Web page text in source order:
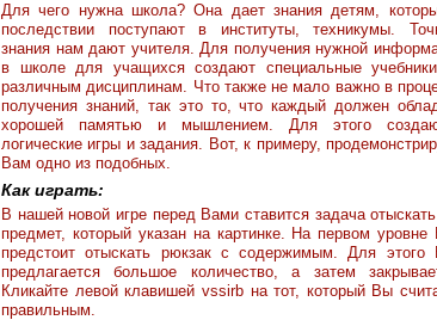
Для чего нужна школа? Она дает знания детям,
последствии поступают в институты, техникумы.
знания нам дают учителя. Для получения нужной
в школе для учащихся создают специальные
различным дисциплинам. Что также не мало важно в
получения знаний, так это то, что каждый должен
хорошей памятью и мышлением. Для этого
логические игры и задания. Вот, к примеру,
Вам одно из подобных.
Как играть:
В нашей новой игре перед Вами ставится задача
предмет, который указан на картинке. На первом уровне
предстоит отыскать рюкзак с содержимым. Для этого
предлагается большое количество, а затем
Кликайте левой клавишей vssirb на тот, который Вы
правильным.